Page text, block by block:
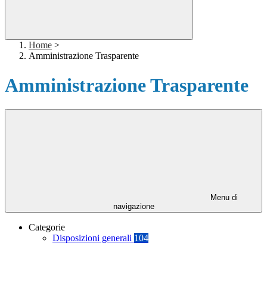
Home >
Amministrazione Trasparente
Amministrazione Trasparente
Menu di
navigazione
Categorie
Disposizioni generali 104